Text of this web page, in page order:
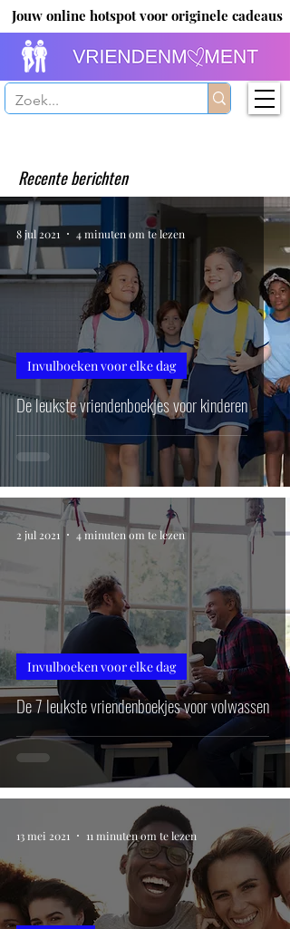
Jouw online hotspot voor originele cadeaus
Recente berichten
De leukste vriendenboekjes voor kinderen
Invulboeken voor elke dag
8 jul 2021 4 minuten om te lezen
De 7 leukste vriendenboekjes voor volwassen
Invulboeken voor elke dag
2 jul 2021 4 minuten om te lezen
13 mei 2021 11 minuten om te lezen